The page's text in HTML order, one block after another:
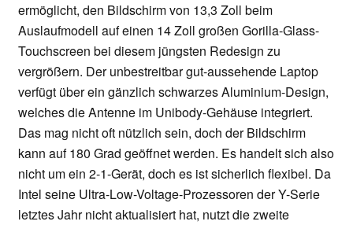
ermöglicht, den Bildschirm von 13,3 Zoll beim
Auslaufmodell auf einen 14 Zoll großen Gorilla-Glass-
Touchscreen bei diesem jüngsten Redesign zu
vergrößern. Der unbestreitbar gut-aussehende Laptop
verfügt über ein gänzlich schwarzes Aluminium-Design,
welches die Antenne im Unibody-Gehäuse integriert.
Das mag nicht oft nützlich sein, doch der Bildschirm
kann auf 180 Grad geöffnet werden. Es handelt sich also
nicht um ein 2-1-Gerät, doch es ist sicherlich flexibel. Da
Intel seine Ultra-Low-Voltage-Prozessoren der Y-Serie
letztes Jahr nicht aktualisiert hat, nutzt die zweite